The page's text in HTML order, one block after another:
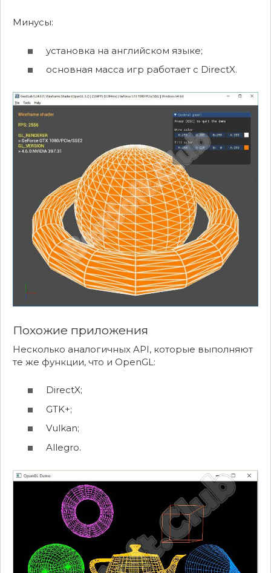
Минусы:
установка на английском языке;
основная масса игр работает с DirectX.
Похожие приложения
Несколько аналогичных API, которые выполняют
те же функции, что и OpenGL:
DirectX;
GTK+;
Vulkan;
Allegro.